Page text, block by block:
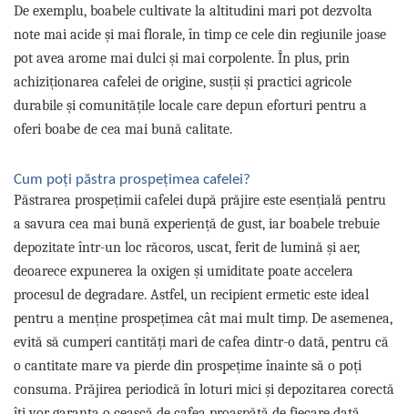
De exemplu, boabele cultivate la altitudini mari pot dezvolta
note mai acide și mai florale, în timp ce cele din regiunile joase
pot avea arome mai dulci și mai corpolente. În plus, prin
achiziționarea cafelei de origine, susții și practici agricole
durabile și comunitățile locale care depun eforturi pentru a
oferi boabe de cea mai bună calitate.
Cum poți păstra prospețimea cafelei?
Păstrarea prospețimii cafelei după prăjire este esențială pentru
a savura cea mai bună experiență de gust, iar boabele trebuie
depozitate într-un loc răcoros, uscat, ferit de lumină și aer,
deoarece expunerea la oxigen și umiditate poate accelera
procesul de degradare. Astfel, un recipient ermetic este ideal
pentru a menține prospețimea cât mai mult timp. De asemenea,
evită să cumperi cantități mari de cafea dintr-o dată, pentru că
o cantitate mare va pierde din prospețime înainte să o poți
consuma. Prăjirea periodică în loturi mici și depozitarea corectă